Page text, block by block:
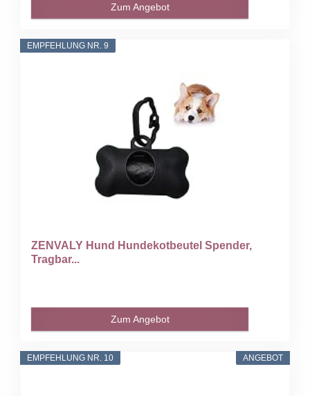
Zum Angebot
EMPFEHLUNG NR. 9
ZENVALY Hund Hundekotbeutel Spender,
Tragbar...
Zum Angebot
ANGEBOT
EMPFEHLUNG NR. 10